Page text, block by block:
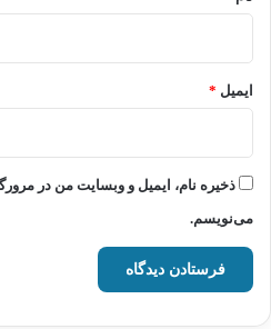
ایمیل *
ذخیره نام، ایمیل و وبسایت من در
می‌نویسم.